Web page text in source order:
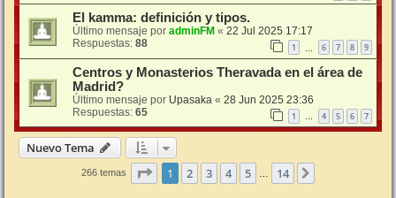
El kamma: definición y tipos.
Último mensaje por adminFM « 22 Jul 2025 17:17
Respuestas: 88 1 6 7 8 9
Centros y Monasterios Theravada en el área de
Madrid?
Último mensaje por Upasaka « 28 Jun 2025 23:36
Respuestas: 65 1 … 4 5 6 7
Nuevo Tema
266 temas Página de 14
1 2 3 4 5 14